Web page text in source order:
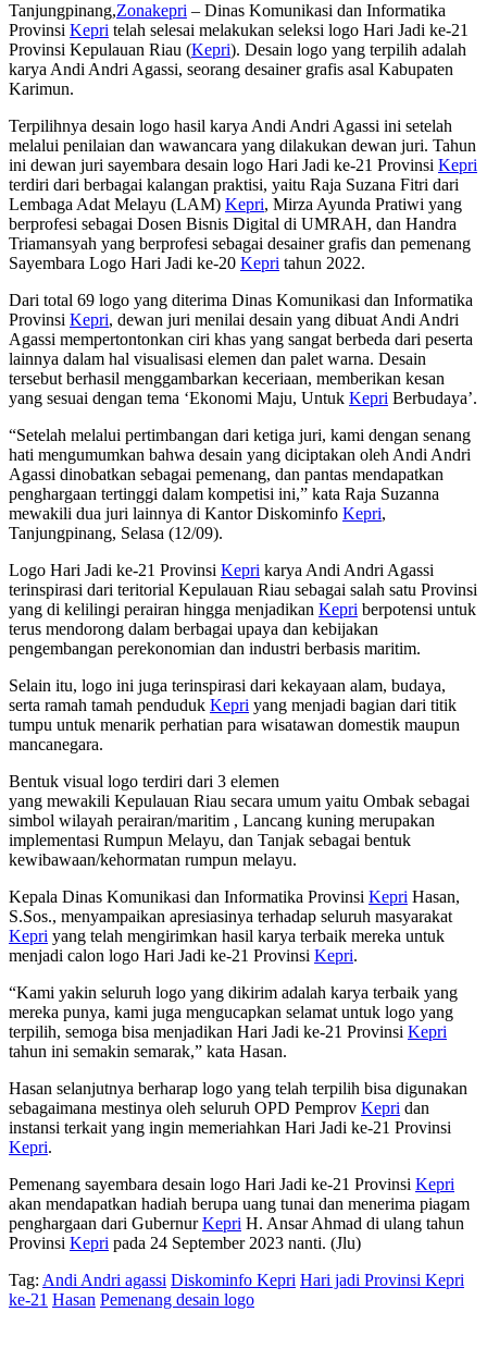
Tanjungpinang,Zonakepri – Dinas Komunikasi dan Informatika
Provinsi Kepri telah selesai melakukan seleksi logo Hari Jadi ke-21
Provinsi Kepulauan Riau (Kepri). Desain logo yang terpilih adalah
karya Andi Andri Agassi, seorang desainer grafis asal Kabupaten
Karimun.
Terpilihnya desain logo hasil karya Andi Andri Agassi ini setelah
melalui penilaian dan wawancara yang dilakukan dewan juri. Tahun
ini dewan juri sayembara desain logo Hari Jadi ke-21 Provinsi Kepri
terdiri dari berbagai kalangan praktisi, yaitu Raja Suzana Fitri dari
Lembaga Adat Melayu (LAM) Kepri, Mirza Ayunda Pratiwi yang
berprofesi sebagai Dosen Bisnis Digital di UMRAH, dan Handra
Triamansyah yang berprofesi sebagai desainer grafis dan pemenang
Sayembara Logo Hari Jadi ke-20 Kepri tahun 2022.
Dari total 69 logo yang diterima Dinas Komunikasi dan Informatika
Provinsi Kepri, dewan juri menilai desain yang dibuat Andi Andri
Agassi mempertontonkan ciri khas yang sangat berbeda dari peserta
lainnya dalam hal visualisasi elemen dan palet warna. Desain
tersebut berhasil menggambarkan keceriaan, memberikan kesan
yang sesuai dengan tema ‘Ekonomi Maju, Untuk Kepri Berbudaya’.
“Setelah melalui pertimbangan dari ketiga juri, kami dengan senang
hati mengumumkan bahwa desain yang diciptakan oleh Andi Andri
Agassi dinobatkan sebagai pemenang, dan pantas mendapatkan
penghargaan tertinggi dalam kompetisi ini,” kata Raja Suzanna
mewakili dua juri lainnya di Kantor Diskominfo Kepri,
Tanjungpinang, Selasa (12/09).
Logo Hari Jadi ke-21 Provinsi Kepri karya Andi Andri Agassi
terinspirasi dari teritorial Kepulauan Riau sebagai salah satu Provinsi
yang di kelilingi perairan hingga menjadikan Kepri berpotensi untuk
terus mendorong dalam berbagai upaya dan kebijakan
pengembangan perekonomian dan industri berbasis maritim.
Selain itu, logo ini juga terinspirasi dari kekayaan alam, budaya,
serta ramah tamah penduduk Kepri yang menjadi bagian dari titik
tumpu untuk menarik perhatian para wisatawan domestik maupun
mancanegara.
Bentuk visual logo terdiri dari 3 elemen
yang mewakili Kepulauan Riau secara umum yaitu Ombak sebagai
simbol wilayah perairan/maritim , Lancang kuning merupakan
implementasi Rumpun Melayu, dan Tanjak sebagai bentuk
kewibawaan/kehormatan rumpun melayu.
Kepala Dinas Komunikasi dan Informatika Provinsi Kepri Hasan,
S.Sos., menyampaikan apresiasinya terhadap seluruh masyarakat
Kepri yang telah mengirimkan hasil karya terbaik mereka untuk
menjadi calon logo Hari Jadi ke-21 Provinsi Kepri.
“Kami yakin seluruh logo yang dikirim adalah karya terbaik yang
mereka punya, kami juga mengucapkan selamat untuk logo yang
terpilih, semoga bisa menjadikan Hari Jadi ke-21 Provinsi Kepri
tahun ini semakin semarak,” kata Hasan.
Hasan selanjutnya berharap logo yang telah terpilih bisa digunakan
sebagaimana mestinya oleh seluruh OPD Pemprov Kepri dan
instansi terkait yang ingin memeriahkan Hari Jadi ke-21 Provinsi
Kepri.
Pemenang sayembara desain logo Hari Jadi ke-21 Provinsi Kepri
akan mendapatkan hadiah berupa uang tunai dan menerima piagam
penghargaan dari GubernurKepri H. Ansar Ahmad di ulang tahun
Provinsi Kepri pada 24 September 2023 nanti. (Jlu)
Tag: Andi Andri agassi Diskominfo Kepri Hari jadi Provinsi Kepri
ke-21 Hasan Pemenang desain logo